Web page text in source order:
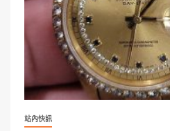
站內快訊